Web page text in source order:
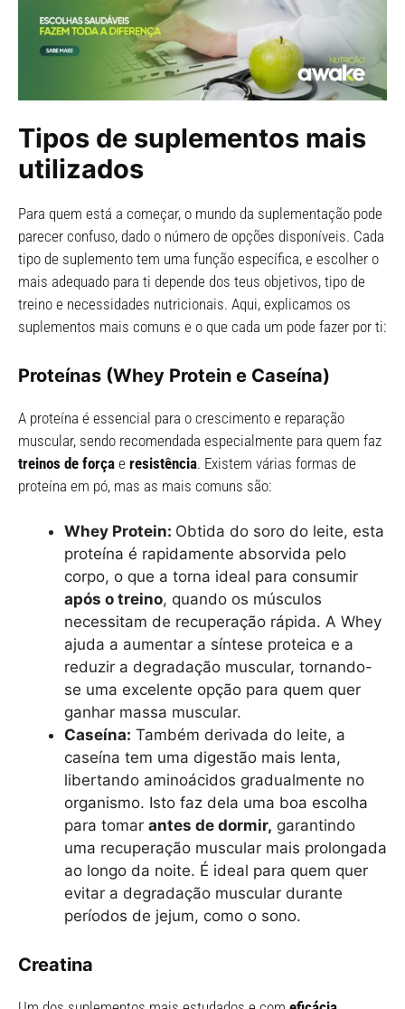
Tipos de suplementos mais
utilizados
Para quem está a começar, o mundo da suplementação pode
parecer confuso, dado o número de opções disponíveis. Cada
tipo de suplemento tem uma função específica, e escolher o
mais adequado para ti depende dos teus objetivos, tipo de
treino e necessidades nutricionais. Aqui, explicamos os
suplementos mais comuns e o que cada um pode fazer por ti:
Proteínas (Whey Protein e Caseína)
A proteína é essencial para o crescimento e reparação
muscular, sendo recomendada especialmente para quem faz
treinos de força e resistência. Existem várias formas de
proteína em pó, mas as mais comuns são:
Whey Protein: Obtida do soro do leite, esta
proteína é rapidamente absorvida pelo
corpo, o que a torna ideal para consumir
após o treino, quando os músculos
necessitam de recuperação rápida. A Whey
ajuda a aumentar a síntese proteica e a
reduzir a degradação muscular, tornando-
se uma excelente opção para quem quer
ganhar massa muscular.
Caseína: Também derivada do leite, a
caseína tem uma digestão mais lenta,
libertando aminoácidos gradualmente no
organismo. Isto faz dela uma boa escolha
para tomar antes de dormir, garantindo
uma recuperação muscular mais prolongada
ao longo da noite. É ideal para quem quer
evitar a degradação muscular durante
períodos de jejum, como o sono.
Creatina